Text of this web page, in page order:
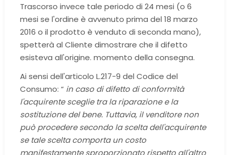
Trascorso invece tale periodo di 24 mesi (o 6
mesi se l'ordine è avvenuto prima del 18 marzo
2016 o il prodotto è venduto di seconda mano),
spetterà al Cliente dimostrare che il difetto
esisteva all'origine. momento della consegna.
Ai sensi dell'articolo L.217-9 del Codice del
Consumo: “ in caso di difetto di conformità
l'acquirente sceglie tra la riparazione e la
sostituzione del bene. Tuttavia, il venditore non
può procedere secondo la scelta dell'acquirente
se tale scelta comporta un costo
manifestamente sproporzionato rispetto all'altro